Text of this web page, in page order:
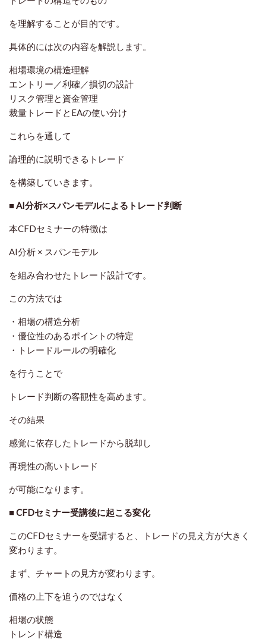
を理解することが目的です。
具体的には次の内容を解説します。
相場環境の構造理解
エントリー／利確／損切の設計
リスク管理と資金管理
裁量トレードとEAの使い分け
これらを通して
論理的に説明できるトレード
を構築していきます。
■ AI分析×スパンモデルによるトレード判断
本CFDセミナーの特徴は
AI分析 × スパンモデル
を組み合わせたトレード設計です。
この方法では
・相場の構造分析
・優位性のあるポイントの特定
・トレードルールの明確化
を行うことで
トレード判断の客観性を高めます。
その結果
感覚に依存したトレードから脱却し
再現性の高いトレード
が可能になります。
■ CFDセミナー受講後に起こる変化
このCFDセミナーを受講すると、トレードの見え方が大きく
変わります。
まず、チャートの見方が変わります。
価格の上下を追うのではなく
相場の状態
トレンド構造